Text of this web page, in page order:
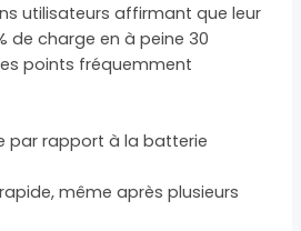
utilisateurs affirmant que leur
de charge en à peine 30
points fréquemment
par rapport à la batterie
même après plusieurs